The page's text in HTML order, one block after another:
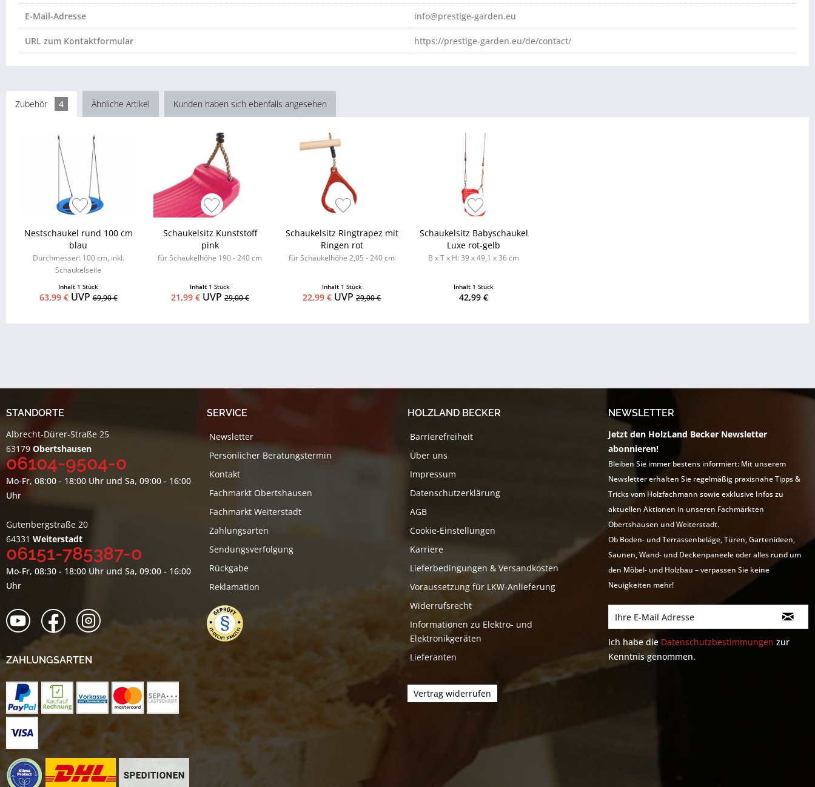
E-Mail-Adresse info@prestige-garden.eu
URL zum Kontaktformular https://prestige-garden.eu/de/contact/
Zubehör 4 Ähnliche Artikel Kunden haben sich ebenfalls angesehen
Nestschaukel rund 100 cm
blau
Durchmesser: 100 cm, inkl.
Schaukelseile
Inhalt 1 Stück
63,99 €UVP69,90 €
Schaukelsitz Kunststoff
pink
für Schaukelhöhe 190 - 240 cm
Inhalt 1 Stück
21,99 €UVP 29,00 €
Schaukelsitz Ringtrapez mit
Ringen rot
für Schaukelhöhe 2,05 - 240 cm
Inhalt 1 Stück
22,99 € UVP29,00 €
Schaukelsitz Babyschaukel
Luxe rot-gelb
B x T x H: 39 x 49,1 x 36 cm
Inhalt 1 Stück
42,99 €
STANDORTE
Albrecht-Dürer-Straße 25
63179 Obertshausen
06104-9504-0
Mo-Fr, 08:00 - 18:00 Uhr und Sa, 09:00 - 16:00
Uhr
Gutenbergstraße 20
64331 Weiterstadt
06151-785387-0
Mo-Fr, 08:30 - 18:00 Uhr und Sa, 09:00 - 16:00
Uhr
ZAHLUNGSARTEN
SERVICE
Newsletter
Persönlicher Beratungstermin
Kontakt
Fachmarkt Obertshausen
Fachmarkt Weiterstadt
Zahlungsarten
Sendungsverfolgung
Rückgabe
Reklamation
HOLZLAND BECKER
Barrierefreiheit
Über uns
Impressum
Datenschutzerklärung
AGB
Cookie-Einstellungen
Karriere
Lieferbedingungen & Versandkosten
Voraussetzung für LKW-Anlieferung
Widerrufsrecht
Informationen zu Elektro- und
Elektronikgeräten
Lieferanten
Vertrag widerrufen
NEWSLETTER
Jetzt den HolzLand Becker Newsletter
abonnieren!
Bleiben Sie immer bestens informiert: Mit unserem
Newsletter erhalten Sie regelmäßig praxisnahe Tipps &
Tricks vom Holzfachmann sowie exklusive Infos zu
aktuellen Aktionen in unseren Fachmärkten
Obertshausen und Weiterstadt.
Ob Boden- und Terrassenbeläge, Türen, Gartenideen,
Saunen, Wand- und Deckenpaneele oder alles rund um
den Möbel- und Holzbau – verpassen Sie keine
Neuigkeiten mehr!
Ich habe die Datenschutzbestimmungen zur
Kenntnis genommen.